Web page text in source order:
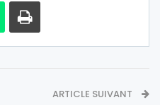
ARTICLE SUIVANT